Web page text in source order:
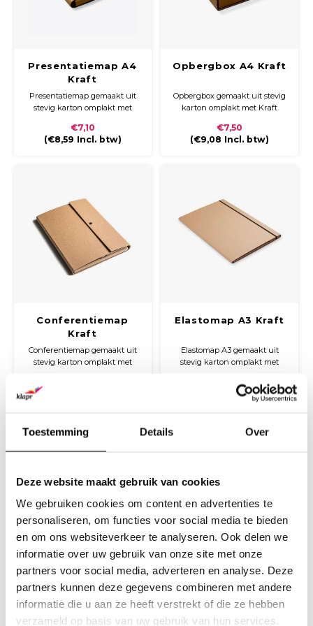
Toestemming Details Over
Deze website maakt gebruik van cookies
We gebruiken cookies om content en advertenties te
personaliseren, om functies voor social media te bieden
en om ons websiteverkeer te analyseren. Ook delen we
informatie over uw gebruik van onze site met onze
partners voor social media, adverteren en analyse. Deze
partners kunnen deze gegevens combineren met andere
informatie die u aan ze heeft verstrekt of die ze hebben
verzameld op basis van uw gebruik van hun services.
Presentatiemap A4
Kraft
Presentatiemap gemaakt uit
stevig karton omplakt met
d.m.v. een klittenbandsluiting.
€7,10
(€8,59 Incl. btw)
Opbergbox A4 Kraft
Opbergbox gemaakt uit stevig
karton omplakt met Kraft
gesloten door een zwart breed
elastiek.
€7,50
(€9,08 Incl. btw)
Conferentiemap
Kraft
Conferentiemap gemaakt uit
stevig karton omplakt met
Elastomap A3 Kraft
Elastomap A3 gemaakt uit
stevig karton omplakt met
gesloten door een zwart
elastiek.
€19,95
Incl. btw)
Elastomap A4 Kraft
Stevige A4 elastomap, omplakt
met gekleurd papier en
Ringband A4 Kraft
Luxe A4 ringband met 2-rings
25 mm mechaniek, insteekvak